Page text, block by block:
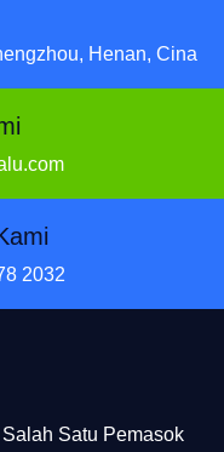
Henan, Cina
2032
Satu Pemasok